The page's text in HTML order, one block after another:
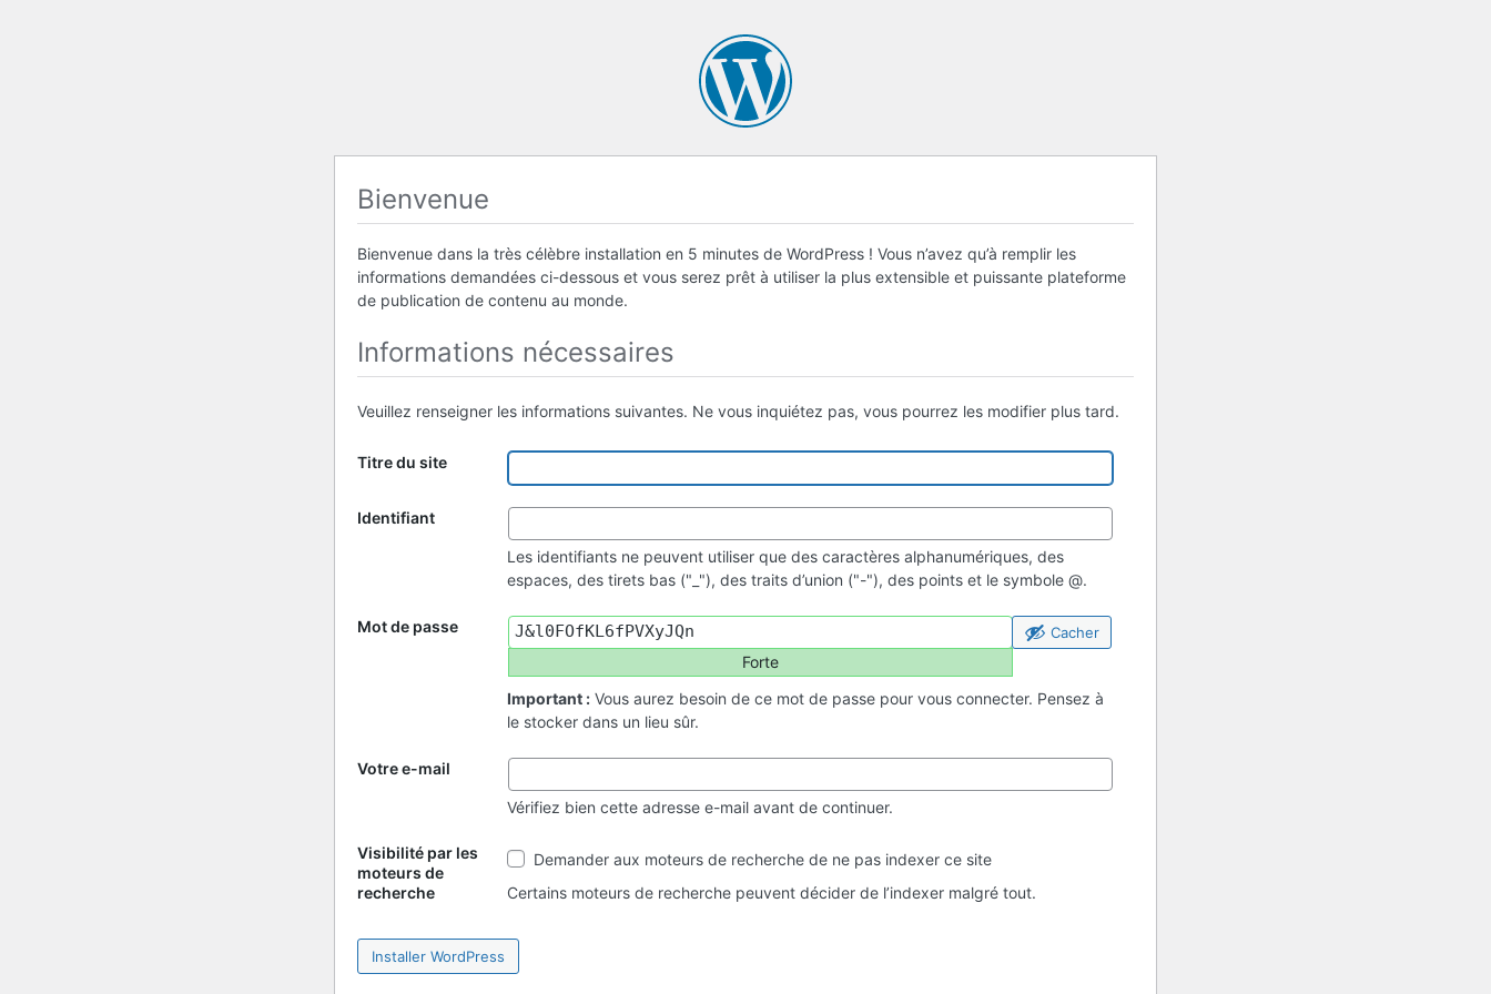
Bienvenue
Bienvenue dans la très célèbre installation en 5 minutes de WordPress ! Vous n’avez qu’à remplir les
informations demandées ci-dessous et vous serez prêt à utiliser la plus extensible et puissante plateforme
de publication de contenu au monde.
Informations nécessaires
Veuillez renseigner les informations suivantes. Ne vous inquiétez pas, vous pourrez les modifier plus tard.
Titre du site
Identifiant
Les identifiants ne peuvent utiliser que des caractères alphanumériques, des
espaces, des tirets bas ("_"), des traits d’union ("-"), des points et le symbole @.
Mot de passe
Forte
Cacher
Important : Vous aurez besoin de ce mot de passe pour vous connecter. Pensez à
le stocker dans un lieu sûr.
Votre e-mail
Vérifiez bien cette adresse e-mail avant de continuer.
Visibilité par les
moteurs de
recherche
Visibilité
par
les
Demander aux moteurs de recherche de ne pas indexer ce site
Certains moteurs de recherche peuvent décider de l’indexer malgré tout.